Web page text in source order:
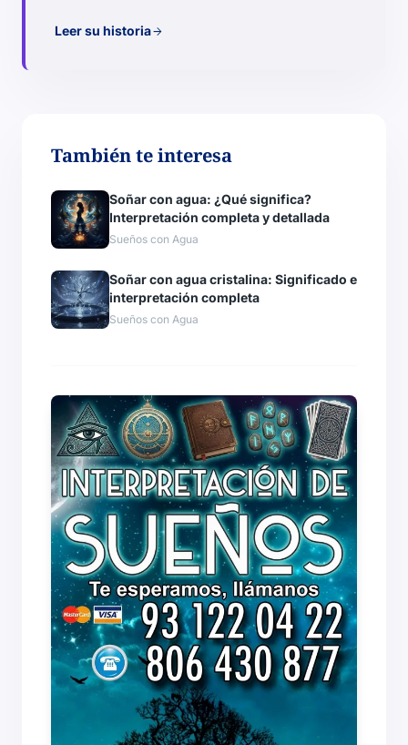
Leer su historiaarrow_forward
También te interesa
Soñar con agua: ¿Qué significa?
Interpretación completa y detallada
Sueños con Agua
Soñar con agua cristalina: Significado e
interpretación completa
Sueños con Agua